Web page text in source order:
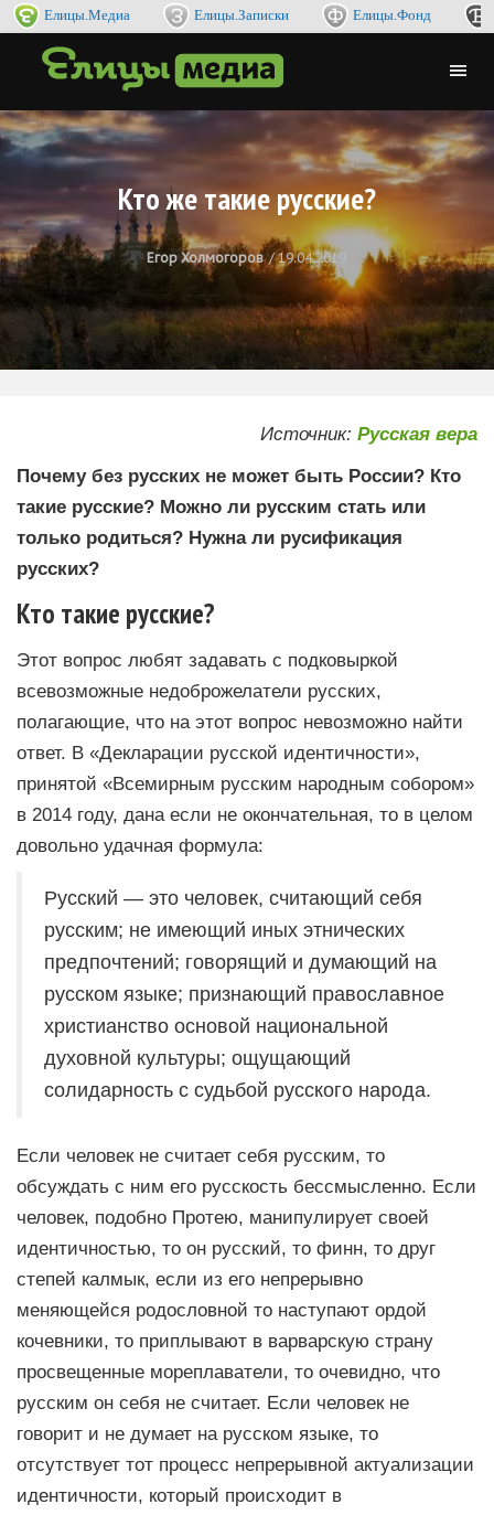
Елицы.Медиа Елицы.Записки Елицы.Фонд
Кто же такие русские?
Егор Холмогоров 19.04.2019
Источник: Русская вера
Почему без русских не может быть России? Кто
такие русские? Можно ли русским стать или
только родиться? Нужна ли русификация
русских?
Кто такие русские?
Этот вопрос любят задавать с подковыркой
всевозможные недоброжелатели русских,
полагающие, что на этот вопрос невозможно найти
ответ. В «Декларации русской идентичности»,
принятой «Всемирным русским народным собором»
в 2014 году, дана если не окончательная, то в целом
довольно удачная формула:
Русский — это человек, считающий себя
русским; не имеющий иных этнических
предпочтений; говорящий и думающий на
русском языке; признающий православное
христианство основой национальной
духовной культуры; ощущающий
солидарность с судьбой русского народа.
Если человек не считает себя русским, то
обсуждать с ним его русскость бессмысленно. Если
человек, подобно Протею, манипулирует своей
идентичностью, то он русский, то финн, то друг
степей калмык, если из его непрерывно
меняющейся родословной то наступают ордой
кочевники, то приплывают в варварскую страну
просвещенные мореплаватели, то очевидно, что
русским он себя не считает. Если человек не
говорит и не думает на русском языке, то
отсутствует тот процесс непрерывной актуализации
идентичности, который происходит в